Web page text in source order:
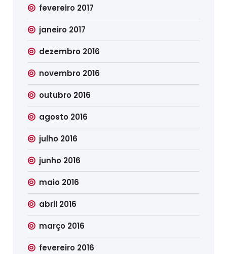
fevereiro 2017
janeiro 2017
dezembro 2016
novembro 2016
outubro 2016
agosto 2016
julho 2016
junho 2016
maio 2016
abril 2016
março 2016
fevereiro 2016